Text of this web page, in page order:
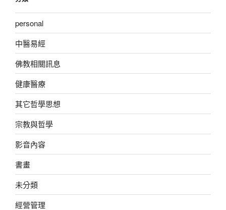
personal
中醫易經
佛教相關訊息
健康醫療
其它哲學思想
宗教與哲學
影音內容
書畫
未分類
經營管理